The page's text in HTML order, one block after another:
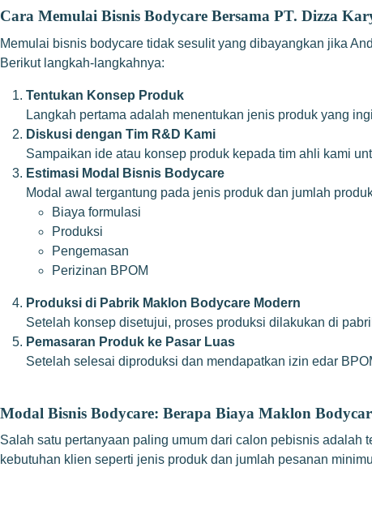
Cara Memulai Bisnis Bodycare Bersama PT. Dizza
Memulai bisnis bodycare tidak sesulit yang dibayangkan jika
Berikut langkah-langkahnya:
Tentukan Konsep Produk
Langkah pertama adalah menentukan jenis produk yang
Diskusi dengan Tim R&D Kami
Sampaikan ide atau konsep produk kepada tim ahli kami
Estimasi Modal Bisnis Bodycare
Modal awal tergantung pada jenis produk dan jumlah
Biaya formulasi
Produksi
Pengemasan
Perizinan BPOM
Produksi di Pabrik Maklon Bodycare Modern
Setelah konsep disetujui, proses produksi dilakukan di
Pemasaran Produk ke Pasar Luas
Setelah selesai diproduksi dan mendapatkan izin edar
Modal Bisnis Bodycare: Berapa Biaya Maklon
Salah satu pertanyaan paling umum dari calon pebisnis adalah
kebutuhan klien seperti jenis produk dan jumlah pesanan